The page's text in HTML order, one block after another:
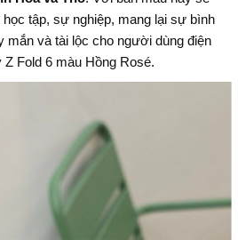
tập, sự nghiệp, mang lại sự bình
mắn và tài lộc cho người dùng điện
Fold 6 màu Hồng Rosé.